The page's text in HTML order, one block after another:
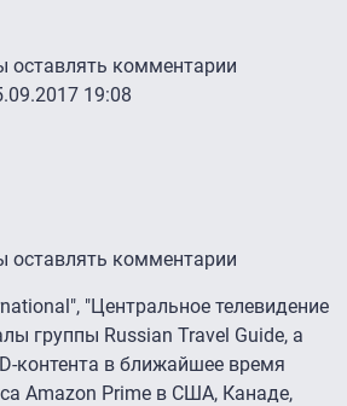
оставлять комментарии
19:08
оставлять комментарии
"Центральное телевидение
группы Russian Travel Guide, а
контента в ближайшее время
Amazon Prime в США, Канаде,